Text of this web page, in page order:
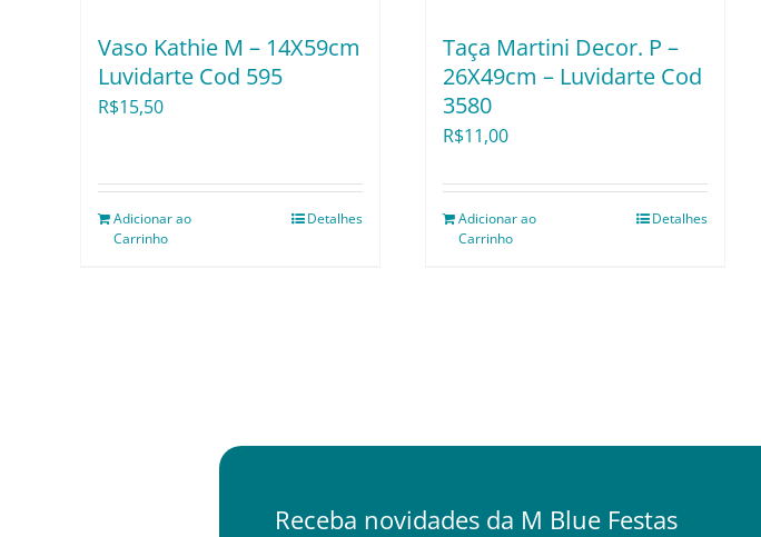
Vaso Kathie M – 14X59cm
Luvidarte Cod 595
R$15,50
Adicionar ao
Carrinho
Detalhes
Taça Martini Decor. P –
26X49cm – Luvidarte Cod
3580
R$11,00
Adicionar ao
Carrinho
Detalhes
Receba novidades da M Blue Festas